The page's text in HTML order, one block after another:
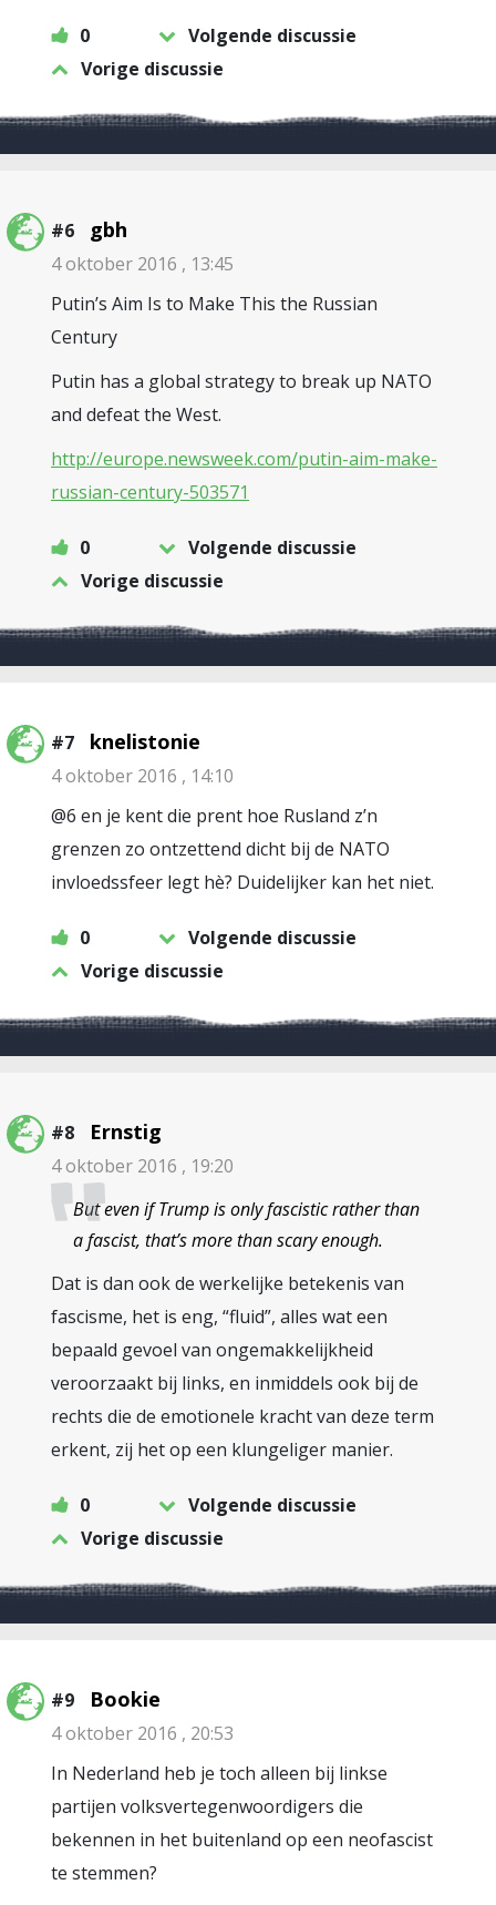
0
Volgende discussie
Vorige discussie
#6 gbh
4 oktober 2016 , 13:45
Putin’s Aim Is to Make This the Russian
Century
Putin has a global strategy to break up NATO
and defeat the West.
http://europe.newsweek.com/putin-aim-make-
russian-century-503571
0
Volgende discussie
Vorige discussie
#7 knelistonie
4 oktober 2016 , 14:10
@6 en je kent die prent hoe Rusland z’n
grenzen zo ontzettend dicht bij de NATO
invloedssfeer legt hè? Duidelijker kan het niet.
0
Volgende discussie
Vorige discussie
#8 Ernstig
4 oktober 2016 , 19:20
But even if Trump is only fascistic rather than
a fascist, that’s more than scary enough.
Dat is dan ook de werkelijke betekenis van
fascisme, het is eng, “fluid”, alles wat een
bepaald gevoel van ongemakkelijkheid
veroorzaakt bij links, en inmiddels ook bij de
rechts die de emotionele kracht van deze term
erkent, zij het op een klungeliger manier.
0
Volgende discussie
Vorige discussie
#9 Bookie
4 oktober 2016 , 20:53
In Nederland heb je toch alleen bij linkse
partijen volksvertegenwoordigers die
bekennen in het buitenland op een neofascist
te stemmen?